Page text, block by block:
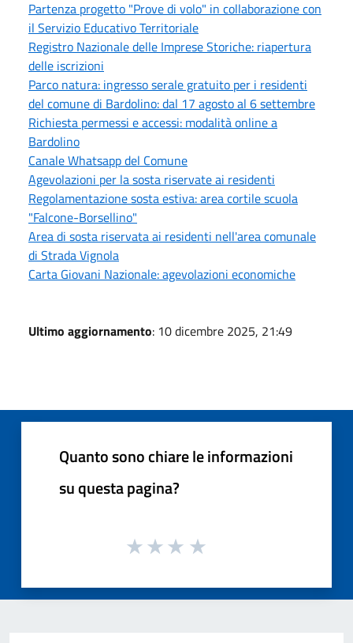
Partenza progetto "Prove di volo" in collaborazione con
il Servizio Educativo Territoriale
Registro Nazionale delle Imprese Storiche: riapertura
delle iscrizioni
Parco natura: ingresso serale gratuito per i residenti
del comune di Bardolino: dal 17 agosto al 6 settembre
Richiesta permessi e accessi: modalità online a
Bardolino
Canale Whatsapp del Comune
Agevolazioni per la sosta riservate ai residenti
Regolamentazione sosta estiva: area cortile scuola
"Falcone-Borsellino"
Area di sosta riservata ai residenti nell'area comunale
di Strada Vignola
Carta Giovani Nazionale: agevolazioni economiche
Ultimo aggiornamento: 10 dicembre 2025, 21:49
Quanto sono chiare le informazioni
su questa pagina?